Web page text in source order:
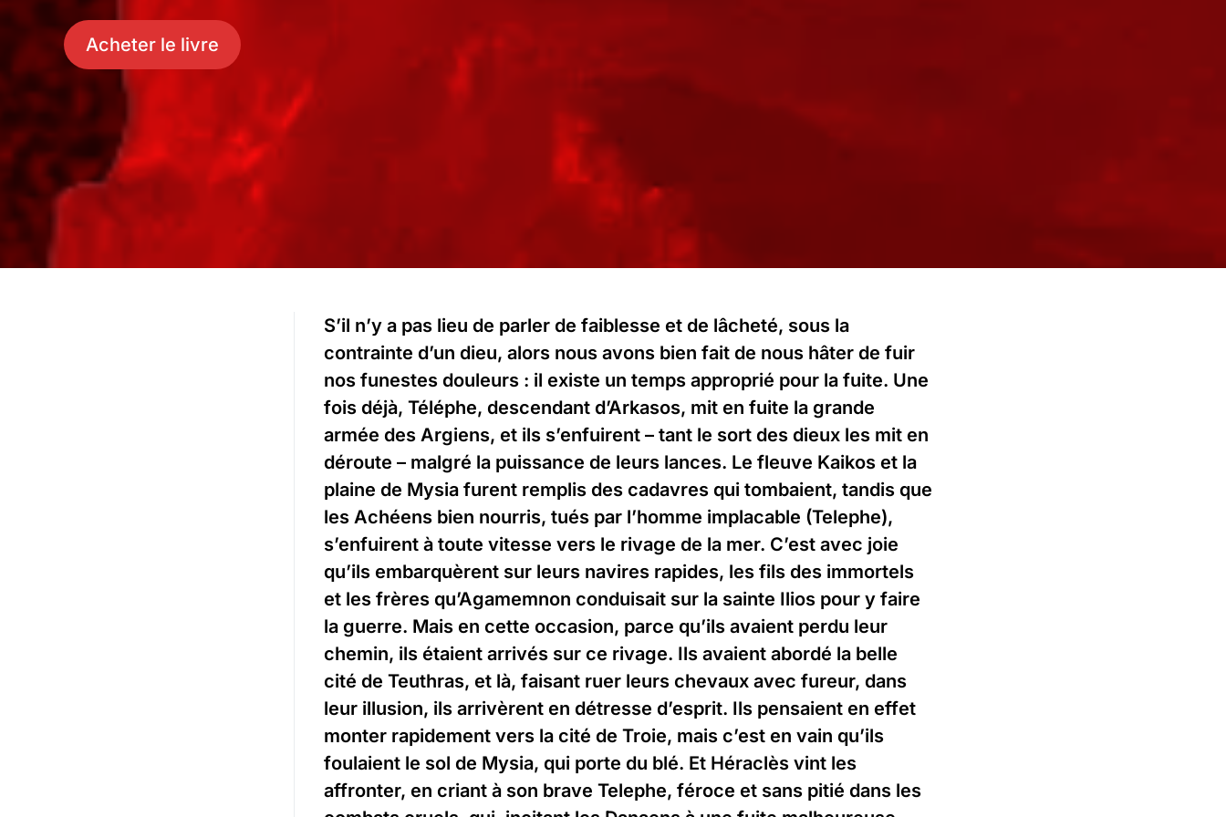
Acheter le livre
S’il n’y a pas lieu de parler de faiblesse et de lâcheté, sous la
contrainte d’un dieu, alors nous avons bien fait de nous hâter de fuir
nos funestes douleurs : il existe un temps approprié pour la fuite. Une
fois déjà, Téléphe, descendant d’Arkasos, mit en fuite la grande
armée des Argiens, et ils s’enfuirent – tant le sort des dieux les mit en
déroute – malgré la puissance de leurs lances. Le fleuve Kaikos et la
plaine de Mysia furent remplis des cadavres qui tombaient, tandis que
les Achéens bien nourris, tués par l’homme implacable (Telephe),
s’enfuirent à toute vitesse vers le rivage de la mer. C’est avec joie
qu’ils embarquèrent sur leurs navires rapides, les fils des immortels
et les frères qu’Agamemnon conduisait sur la sainte Ilios pour y faire
la guerre. Mais en cette occasion, parce qu’ils avaient perdu leur
chemin, ils étaient arrivés sur ce rivage. Ils avaient abordé la belle
cité de Teuthras, et là, faisant ruer leurs chevaux avec fureur, dans
leur illusion, ils arrivèrent en détresse d’esprit. Ils pensaient en effet
monter rapidement vers la cité de Troie, mais c’est en vain qu’ils
foulaient le sol de Mysia, qui porte du blé. Et Héraclès vint les
affronter, en criant à son brave Telephe, féroce et sans pitié dans les